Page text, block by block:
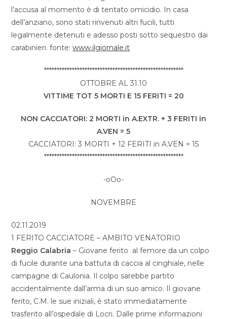
l’accusa al momento è di tentato omicidio. In casa
dell’anziano, sono stati rinvenuti altri fucili, tutti
legalmente detenuti e adesso posti sotto sequestro dai
carabinieri. fonte:www.ilgiornale.it
*******************************************************
OTTOBRE AL 31.10
VITTIME TOT 5 MORTI E 15 FERITI = 20
NON CACCIATORI: 2 MORTI in A.EXTR. + 3 FERITI in
A.VEN = 5
CACCIATORI: 3 MORTI + 12 FERITI in A.VEN = 15
*******************************************************
-oOo-
NOVEMBRE
02.11.2019
1 FERITO CACCIATORE – AMBITO VENATORIO
Reggio Calabria – Giovane ferito al femore da un colpo
di fucile durante una battuta di caccia al cinghiale, nelle
campagne di Caulonia. Il colpo sarebbe partito
accidentalmente dall’arma di un suo amico. Il giovane
ferito, C.M. le sue iniziali, è stato immediatamente
trasferito all’ospedale di Locri. Dalle prime informazioni